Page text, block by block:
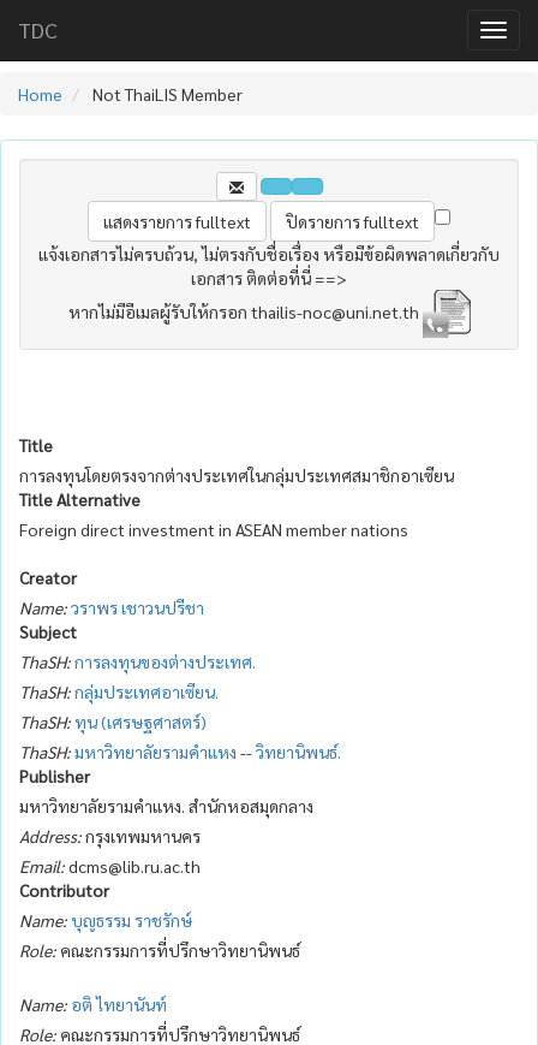
TDC
Home Not ThaiLIS Member
แจ้งเอกสารไม่ครบถ้วน, ไม่ตรงกับชื่อเรื่อง หรือมีข้อผิดพลาดเกี่ยวกับ
เอกสาร ติดต่อที่นี่ ==>
หากไม่มีอีเมลผู้รับให้กรอก thailis-noc@uni.net.th
Title
การลงทุนโดยตรงจากต่างประเทศในกลุ่มประเทศสมาชิกอาเซียน
Title Alternative
Foreign direct investment in ASEAN member nations
Creator
Name:วราพร เชาวนปรีชา
Subject
ThaSH:การลงทุนของต่างประเทศ.
ThaSH:กลุ่มประเทศอาเซียน.
ThaSH:ทุน (เศรษฐศาสตร์)
ThaSH:มหาวิทยาลัยรามคำแหง --วิทยานิพนธ์.
Publisher
มหาวิทยาลัยรามคำแหง. สำนักหอสมุดกลาง
Address:กรุงเทพมหานคร
Email:dcms@lib.ru.ac.th
Contributor
Name:บุญธรรม ราชรักษ์
Role: คณะกรรมการที่ปรึกษาวิทยานิพนธ์
Name: อติ ไทยานันท์
Role: คณะกรรมการที่ปรึกษาวิทยานิพนธ์